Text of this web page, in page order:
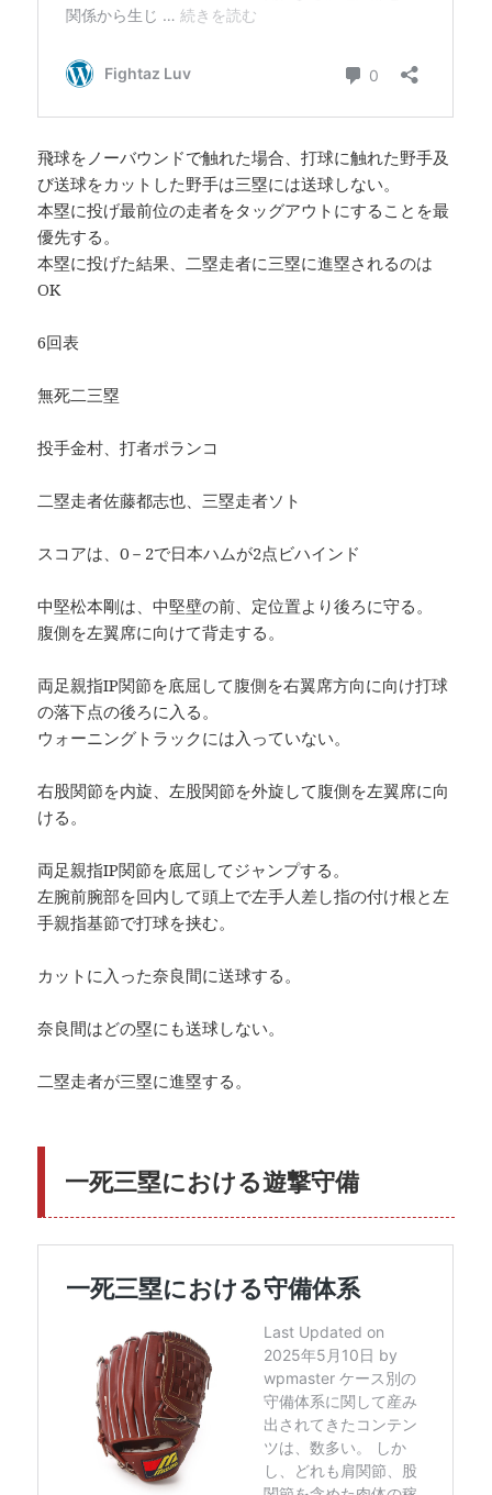
飛球をノーバウンドで触れた場合、打球に触れた野手及
び送球をカットした野手は三塁には送球しない。
本塁に投げ最前位の走者をタッグアウトにすることを最
優先する。
本塁に投げた結果、二塁走者に三塁に進塁されるのは
OK
6回表
無死二三塁
投手金村、打者ポランコ
二塁走者佐藤都志也、三塁走者ソト
スコアは、0－2で日本ハムが2点ビハインド
中堅松本剛は、中堅壁の前、定位置より後ろに守る。
腹側を左翼席に向けて背走する。
両足親指IP関節を底屈して腹側を右翼席方向に向け打球
の落下点の後ろに入る。
ウォーニングトラックには入っていない。
右股関節を内旋、左股関節を外旋して腹側を左翼席に向
ける。
両足親指IP関節を底屈してジャンプする。
左腕前腕部を回内して頭上で左手人差し指の付け根と左
手親指基節で打球を挟む。
カットに入った奈良間に送球する。
奈良間はどの塁にも送球しない。
二塁走者が三塁に進塁する。
一死三塁における遊撃守備